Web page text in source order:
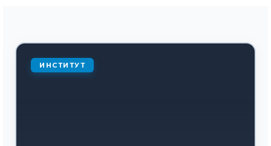
ИНСТИТУТ